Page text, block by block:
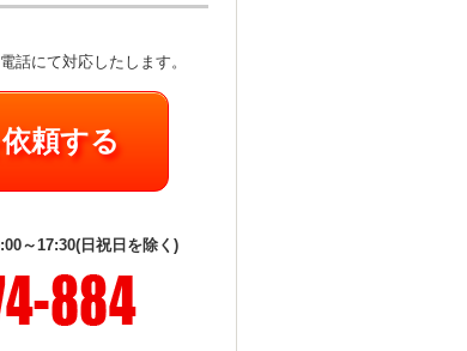
話にて対応したします。
依頼する
～17:30(日祝日を除く)